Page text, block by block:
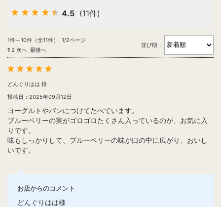
4.5 (11件)
1件～10件（全11件） 1/2ページ
1 2 次へ 最後へ
並び順：
どんぐりはは 様
投稿日：2025年09月12日
ヨーグルトやパンにつけてたべています。
ブルーベリーの実がゴロゴロたくさん入っているのが、お気に入
りです。
味もしっかりして、ブルーベリーの味が口の中に広がり、おいし
いです。
お店からのコメント
どんぐりはは様